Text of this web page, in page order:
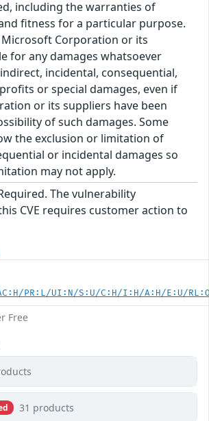
including the warranties of
fitness for a particular purpose.
Corporation or its
for any damages whatsoever
incidental, consequential,
or special damages, even if
or its suppliers have been
of such damages. Some
the exclusion or limitation of
or incidental damages so
may not apply.
The vulnerability
CVE requires customer action to
PR:L/UI:N/S:U/C:H/I:H/A:H/E:U/
Free
31 products